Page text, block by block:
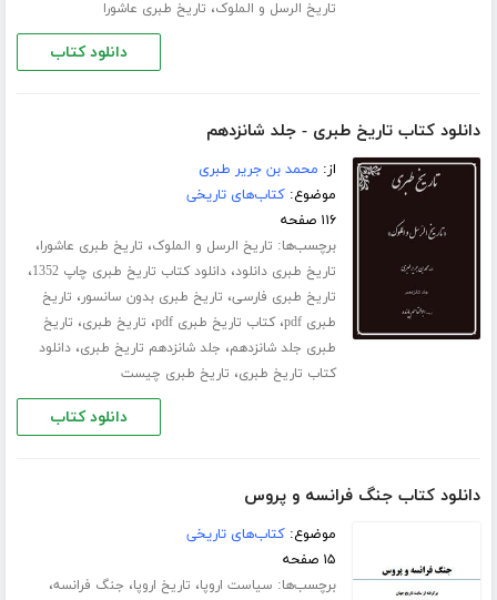
تاریخ الرسل و الملوک، تاریخ طبری عاشورا
دانلود کتاب
دانلود کتاب تاریخ طبری - جلد شانزدهم
از: محمد بن جریر طبری
موضوع:کتاب‌های تاریخی
۱۱۶ صفحه
برچسب‌ها: تاریخ الرسل و الملوک، تاریخ طبری عاشورا،
تاریخ طبری دانلود،دانلود کتاب تاریخ طبری چاپ 1352 ،
تاریخ طبری فارسی، تاریخ طبری بدون سانسور، تاریخ
طبری pdf
،کتاب تاریخ طبری pdf ، تاریخ طبری، تاریخ
طبری جلد ‌شانزدهم، جلد شانزدهم تاریخ طبری،دانلود
کتاب تاریخ طبری، تاریخ طبری چیست
دانلود کتاب
دانلود کتاب جنگ فرانسه و پروس
موضوع:کتاب‌های تاریخی
۱۵ صفحه
برچسب‌ها: سیاست اروپا، تاریخ اروپا، جنگ فرانسه،